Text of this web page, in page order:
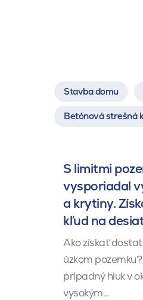
Stavba domu
Betónová strešná
S limitmi
vysporiadal
a krytiny.
kľud na
Ako získať
úzkom
prípadný hluk v
vysokým…